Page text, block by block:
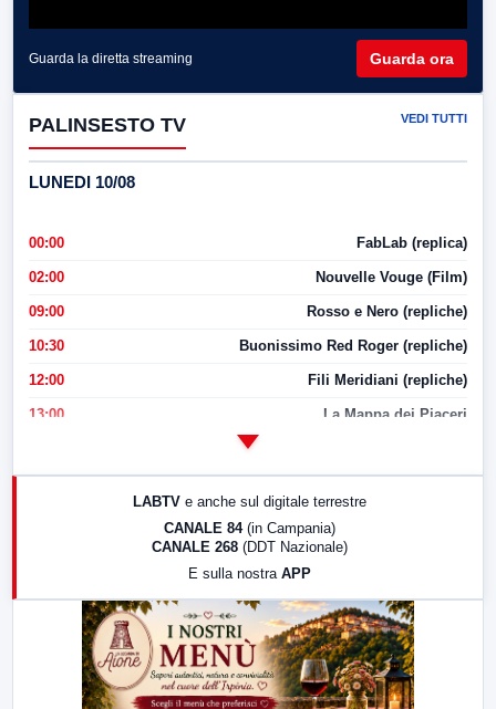
Guarda la diretta streaming Guarda ora
PALINSESTO TV VEDI TUTTI
LUNEDI 10/08
00:00 FabLab (replica)
02:00 Nouvelle Vouge (Film)
09:00 Rosso e Nero (repliche)
10:30 Buonissimo Red Roger (repliche)
12:00 Fili Meridiani (repliche)
13:00 La Mappa dei Piaceri
17:00 LabNews (replica)
LabNews (replica)
LABTV e anche sul digitale terrestre
CANALE 84 (in Campania)
CANALE 268 (DDT Nazionale)
E sulla nostra APP